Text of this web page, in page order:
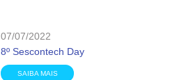
07/07/2022
8º Sescontech Day
SAIBA MAIS